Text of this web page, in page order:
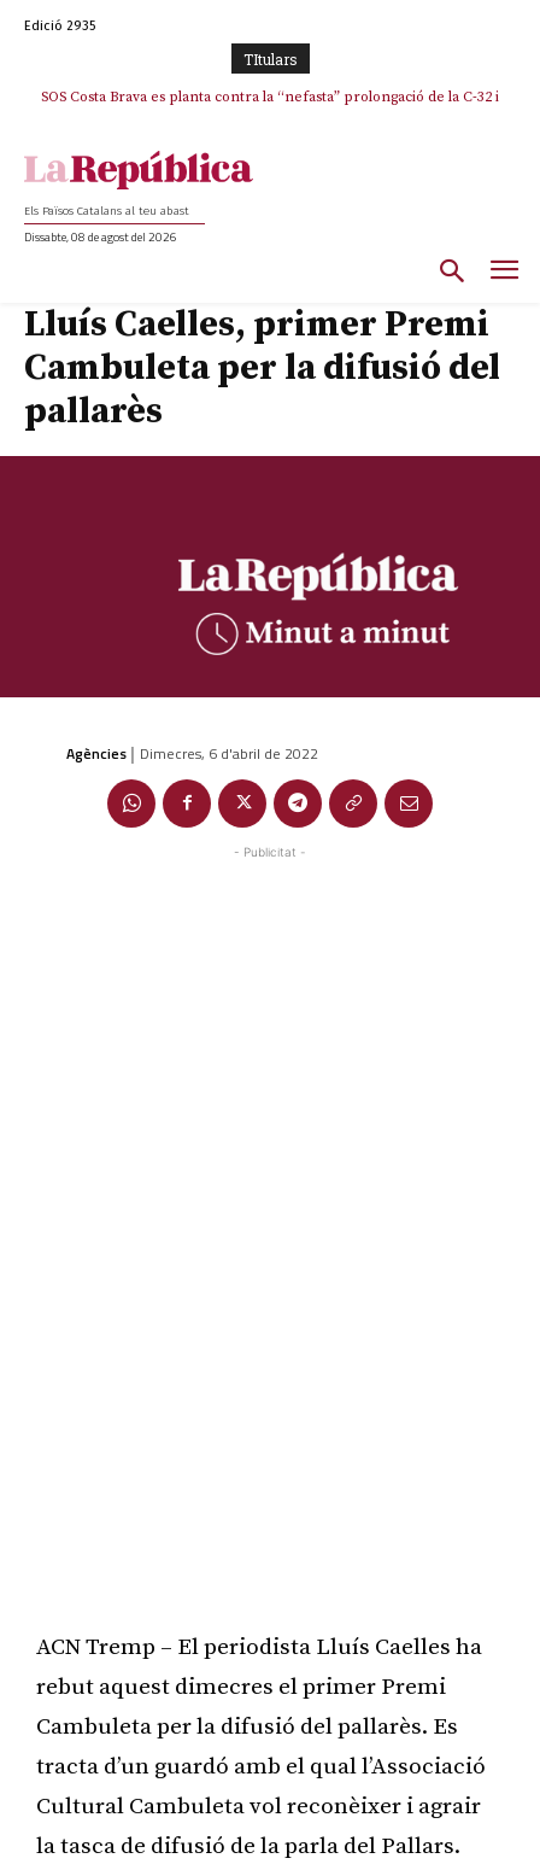
Edició 2935
TItulars
SOS Costa Brava es planta contra la “nefasta” prolongació de la C-32 i
Els Països Catalans al teu abast
Dissabte, 08 de agost del 2026
Lluís Caelles, primer Premi
Cambuleta per la difusió del
pallarès
Agències | Dimecres, 6 d'abril de 2022
- Publicitat -
ACN Tremp – El periodista Lluís Caelles ha
rebut aquest dimecres el primer Premi
Cambuleta per la difusió del pallarès. Es
tracta d’un guardó amb el qual l’Associació
Cultural Cambuleta vol reconèixer i agrair
la tasca de difusió de la parla del Pallars.